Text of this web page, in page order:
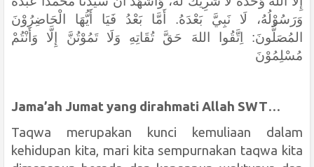
وَرَسُوْلُهُ، لَا نَبِيَّ بَعْدَهُ. أَمَّا بَعْدُ فَيَا أَيُّهَا الْحَاضِرُوْنَ
المُصَلُّونَ: اِتَّقُوا اللهَ حَقَّ تُقَاتِهِ وَلَا تَمُوْتُنَّ إِلَّا وَأَنْتُمْ
مُسْلِمُوْنَ
Jama’ah Jumat yang dirahmati Allah SWT…
Taqwa merupakan kunci kemuliaan dalam
kehidupan kita, mari kita sempurnakan taqwa kita